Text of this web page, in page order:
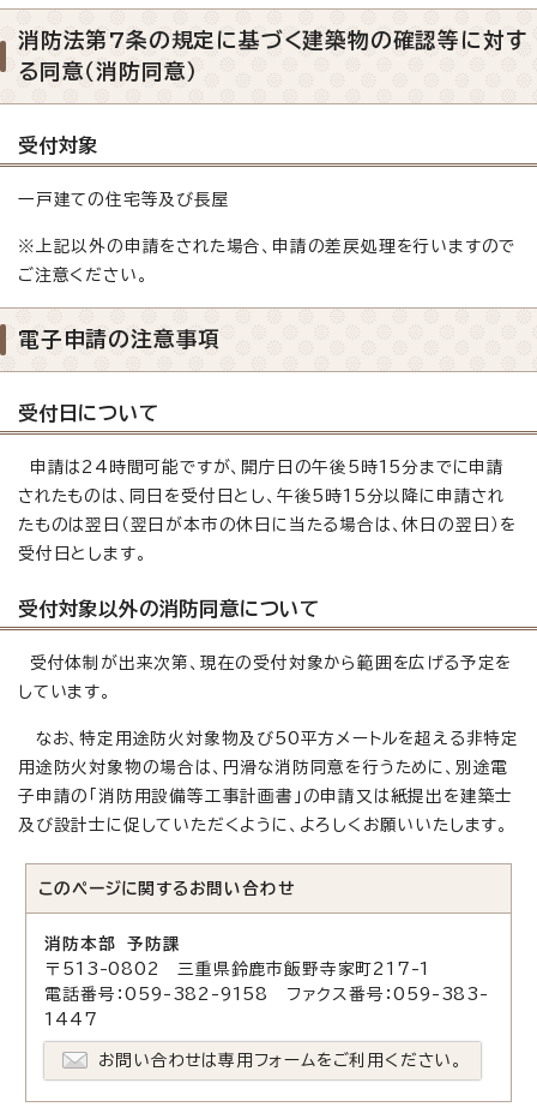
消防法第7条の規定に基づく建築物の確認等に対す
る同意（消防同意）
受付対象
一戸建ての住宅等及び長屋
※上記以外の申請をされた場合、申請の差戻処理を行いますので
ご注意ください。
電子申請の注意事項
受付日について
申請は24時間可能ですが、開庁日の午後5時15分までに申請
されたものは、同日を受付日とし、午後5時15分以降に申請され
たものは翌日（翌日が本市の休日に当たる場合は、休日の翌日）を
受付日とします。
受付対象以外の消防同意について
受付体制が出来次第、現在の受付対象から範囲を広げる予定を
しています。
なお、特定用途防火対象物及び50平方メートルを超える非特定
用途防火対象物の場合は、円滑な消防同意を行うために、別途電
子申請の「消防用設備等工事計画書」の申請又は紙提出を建築士
及び設計士に促していただくように、よろしくお願いいたします。
このページに関する お問い合わせ
消防本部 予防課
〒513-0802 三重県鈴鹿市飯野寺家町217-1
電話番号：059-382-9158 ファクス番号：059-383-
1447
お問い合わせは専用フォームをご利用ください。